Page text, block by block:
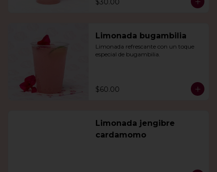
$30.00
Limonada bugambilia
Limonada refrescante con un toque
especial de bugambilia.
$60.00
Limonada jengibre
cardamomo